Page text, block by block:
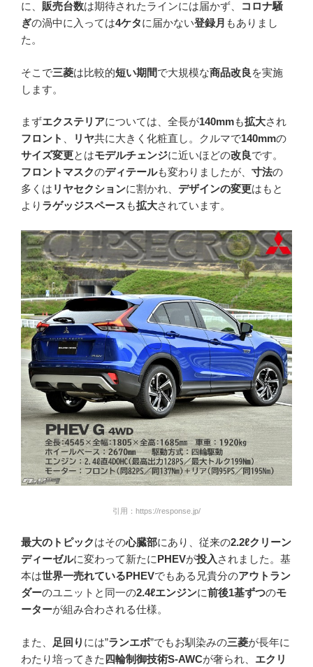
に、 販売台数は期待されたラインには届かず、
コロナ騒
ぎの渦中に入っては4ケタに届かない登録月 もありまし
た。
そこで三菱は比較的短い期間で大規模な商品改良 を実施
します。
まずエクステリアについては、全長が140mmも拡大され
フロント
リヤ共に大きく化粧直し。クルマで140mmの
サイズ変更とはモデルチェンジに近いほどの改良です。
フロントマスクのディテールも変わりましたが、 寸法の
多くは リヤセクションに割かれ、 デザインの変更はもと
より ラゲッジスペース も拡大されています。
引用：https://response.jp/
最大のトピックはその心臓部にあり、従来の2.2ℓクリーン
ディーゼルに変わって新たにPHEVが投入 されました。基
本は世界一売れているPHEVでもある兄貴分のアウトラン
ダーのユニットと同一の2.4ℓエンジンに前後1基ずつのモ
ーターが組み合わされる仕様。
また、 足回り には”ランエボ”でもお馴染みの三菱が長年に
わたり培ってきた 四輪制御技術S-AWCが奢られ、 エクリ